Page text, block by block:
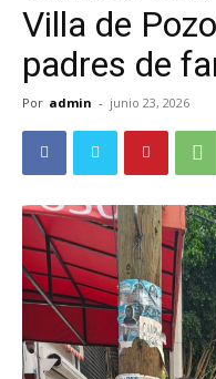
Villa de
padres de
Por admin - junio 23, 2026